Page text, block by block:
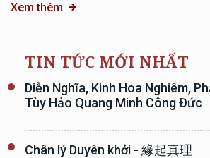
Xem thêm
TIN TỨC MỚI NHẤT
Diễn Nghĩa, Kinh Hoa Nghiêm,
Tùy Hảo Quang Minh Công Đức
Chân lý Duyên khởi - 緣起真理